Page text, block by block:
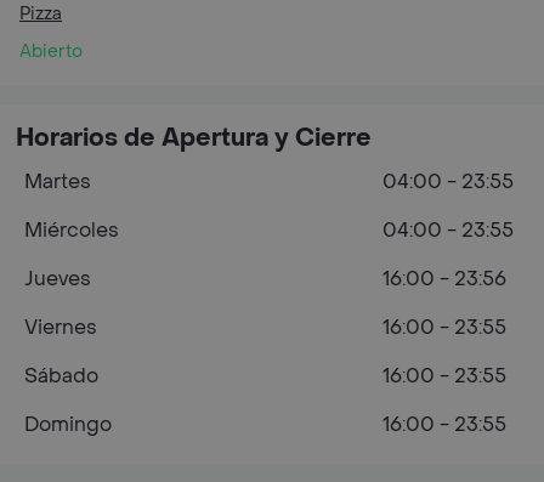
Pizza
Abierto
Horarios de Apertura y Cierre
Martes
04:00 - 23:55
Miércoles
04:00 - 23:55
Jueves
16:00 - 23:56
Viernes
16:00 - 23:55
Sábado
16:00 - 23:55
Domingo
16:00 - 23:55